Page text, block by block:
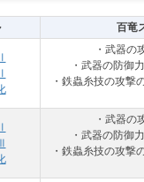
百竜
・武器の
・武器の防御
・鉄蟲糸技の攻撃
・武器の
・武器の防御
・鉄蟲糸技の攻撃